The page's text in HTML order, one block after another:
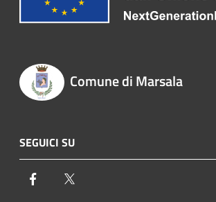
Comune di Marsala
SEGUICI SU
Facebook